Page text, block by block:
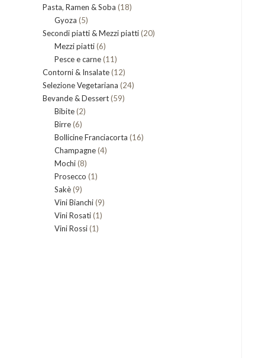
Gluten Free
Novità
Piccante
Senza lattosio
prodotti
Pasta, Ramen & Soba 1818
Gyoza 55
prodotti
Secondi piatti & Mezzi piatti 2020
Mezzi piatti 66
prodotti
Pesce e carne 1111
prodotti
Contorni & Insalate 1212
prodotti
Selezione Vegetariana 2424
Bevande & Dessert 5959
Bibite 22
Birre 66
prodotti
Bollicine Franciacorta 1616
Champagne 44
Mochi 88
prodotti
Prosecco 11
Sakè 99
prodotti
Vini Bianchi 99
Vini Rosati 11
Vini Rossi 11